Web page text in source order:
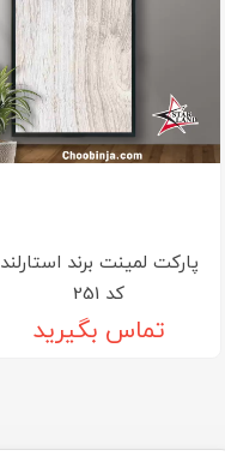
پارکت لمینت برند استارلند
کد 251
تماس بگیرید